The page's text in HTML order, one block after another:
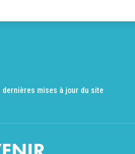
mises à jour du site